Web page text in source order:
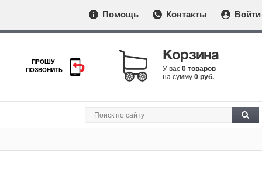
Помощь Контакты Войти
ПРОШУ
ПОЗВОНИТЬ
Корзина
У вас 0 товаров
на сумму 0 руб.